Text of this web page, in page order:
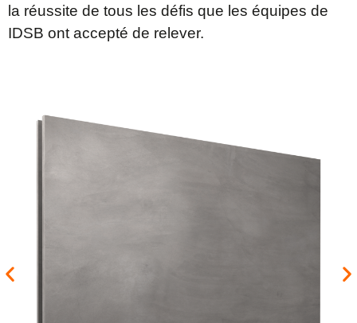
la réussite de tous les défis que les équipes de
IDSB ont accepté de relever.